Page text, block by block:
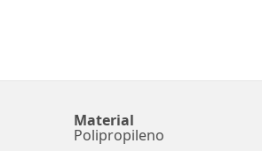
Material
Polipropileno